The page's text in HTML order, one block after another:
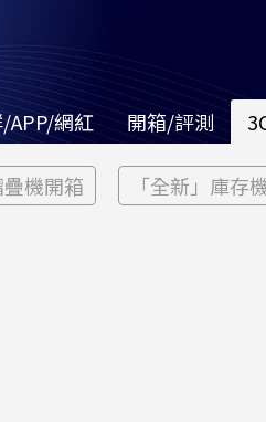
APP/網紅 開箱/評測
機開箱 「全新」庫存